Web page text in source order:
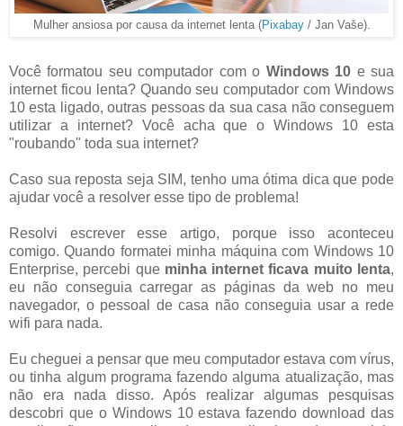
Mulher ansiosa por causa da internet lenta (Pixabay / Jan Vaše).
Você formatou seu computador com o Windows 10 e sua
internet ficou lenta? Quando seu computador com Windows
10 esta ligado, outras pessoas da sua casa não conseguem
utilizar a internet? Você acha que o Windows 10 esta
"roubando" toda sua internet?
Caso sua reposta seja SIM, tenho uma ótima dica que pode
ajudar você a resolver esse tipo de problema!
Resolvi escrever esse artigo, porque isso aconteceu
comigo. Quando formatei minha máquina com Windows 10
Enterprise, percebi que minha internet ficava muito lenta,
eu não conseguia carregar as páginas da web no meu
navegador, o pessoal de casa não conseguia usar a rede
wifi para nada.
Eu cheguei a pensar que meu computador estava com vírus,
ou tinha algum programa fazendo alguma atualização, mas
não era nada disso. Após realizar algumas pesquisas
descobri que o Windows 10 estava fazendo download das